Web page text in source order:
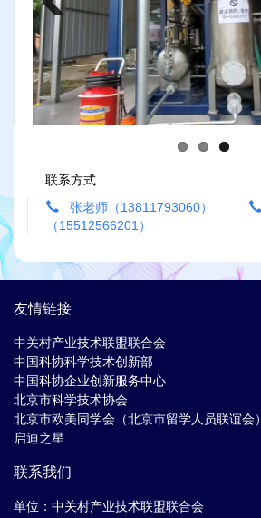
Previous
联系方式
张老师（13811793060）
（15512566201）
友情链接
中关村产业技术联盟联合会
中国科协科学技术创新部
中国科协企业创新服务中心
北京市科学技术协会
北京市欧美同学会（北京市留学人员联谊会）
启迪之星
联系我们
单位：中关村产业技术联盟联合会